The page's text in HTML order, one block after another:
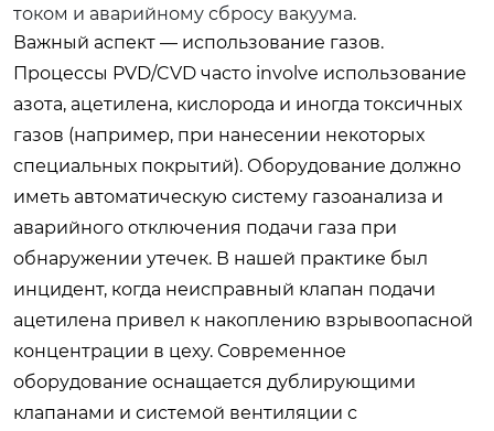
током и аварийному сбросу вакуума.
Важный аспект — использование газов.
Процессы PVD/CVD часто involve использование
азота, ацетилена, кислорода и иногда токсичных
газов (например, при нанесении некоторых
специальных покрытий). Оборудование должно
иметь автоматическую систему газоанализа и
аварийного отключения подачи газа при
обнаружении утечек. В нашей практике был
инцидент, когда неисправный клапан подачи
ацетилена привел к накоплению взрывоопасной
концентрации в цеху. Современное
оборудование оснащается дублирующими
клапанами и системой вентиляции с